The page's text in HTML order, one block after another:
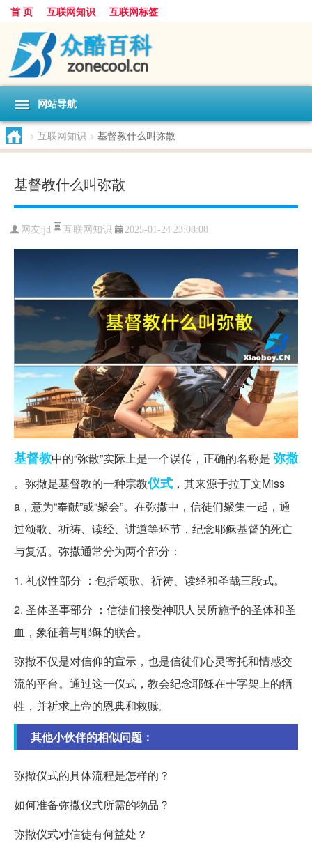
首 页 互联网知识 互联网标签
网站导航
> 互联网知识 > 基督教什么叫弥散
基督教什么叫弥散
网友:jd 互联网知识 2025-01-24 23:08:08
基督教中的“弥散”实际上是一个误传，正确的名称是 弥撒
。弥撒是基督教的一种宗教仪式 ，其来源于拉丁文Miss
a，意为“奉献”或“聚会”。在弥撒中，信徒们聚集一起，通
过颂歌、祈祷、读经、讲道等环节，纪念耶稣基督的死亡
与复活。弥撒通常分为两个部分：
1. 礼仪性部分 ：包括颂歌、祈祷、读经和圣哉三段式。
2. 圣体圣事部分 ：信徒们接受神职人员所施予的圣体和圣
血，象征着与耶稣的联合。
弥撒不仅是对信仰的宣示，也是信徒们心灵寄托和情感交
流的平台。通过这一仪式，教会纪念耶稣在十字架上的牺
牲，并祈求上帝的恩典和救赎。
其他小伙伴的相似问题：
弥撒仪式的具体流程是怎样的？
如何准备弥撒仪式所需的物品？
弥撒仪式对信徒有何益处？